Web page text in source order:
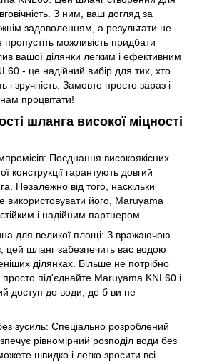
З ним, ваш догляд за
задоволенням, а результати не
можливість придбати
вашої ділянки легким і ефективним
- це надійний вибір для тих, хто
і зручність. Замовте просто зараз і
процвітати!
шланга високої міцності
Поєднання високоякісних
конструкції гарантують довгий
Незалежно від того, наскільки
використовувати його, Maruyama
і надійним партнером.
для великої площі: З вражаючою
цей шланг забезпечить вас водою
ділянках. Більше не потрібно
просто під'єднайте Maruyama KNL60 і
доступ до води, де б ви не
зусиль: Спеціально розроблений
рівномірний розподіл води без
швидко і легко зросити всі